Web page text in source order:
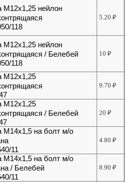
М12х1,25 нейлон
118
5.20₽
М12х1,25 нейлон
/ Белебей
118
10₽
М12х1,25
9.70₽
М12х1,25
/ Белебей
20₽
М14х1,5 на болт м/о
11
4.80₽
М14х1,5 на болт м/о
/ Белебей
11
8.90₽